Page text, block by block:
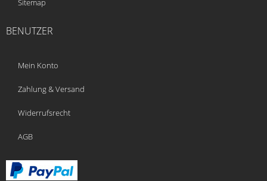
Sitemap
BENUTZER
Mein Konto
Zahlung & Versand
Widerrufsrecht
AGB